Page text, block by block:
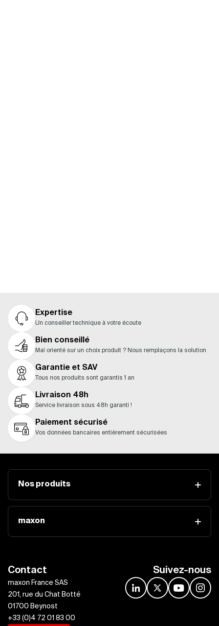
Expertise
Un conseiller technique à votre écoute
Bien conseillé
Mal orienté sur un choix produit ? Nous remplaçons la solution
Garantie et SAV
Tous nos produits sont garantis 1 an
Livraison 48h
Service livraison sous 48h garanti !
Paiement sécurisé
Vos données bancaires entièrement sécurisées
Nos produits
maxon
Contact
maxon France SAS
201, rue du Chat Botté
01700 Beynost
+33 (0)4 72 01 83 00
Suivez-nous
linkedinx youtube